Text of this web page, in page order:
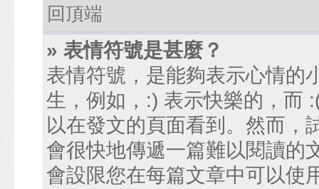
回頂端
» 表情符號是甚麼？
表情符號，是能夠表示心情的
生，例如，:) 表示快樂的，而
以在發文的頁面看到。然而，
會很快地傳遞一篇難以閱讀的
會設限您在每篇文章中可以使